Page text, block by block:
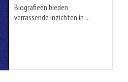
Biografieën bieden
verrassende inzichten in ...